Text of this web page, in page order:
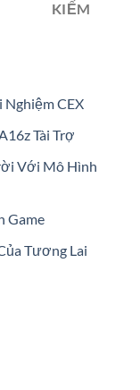
KIẾM
Nghiệm CEX
Tài Trợ
Với Mô Hình
Game
Tương Lai